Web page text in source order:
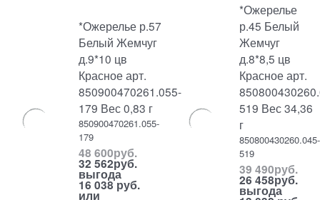
*Ожерелье р.57
Белый Жемчуг
д.9*10 цв
Красное арт.
850900470261.055-
179 Вес 0,83 г
850900470261.055-
179
48 600руб.
32 562руб.
выгода
16 038 руб.
или
*Ожерелье
р.45 Белый
Жемчуг
д.8*8,5 цв
Красное арт.
519 Вес 34,36
г
850800430260.045-
519
39 490руб.
26 458руб.
выгода